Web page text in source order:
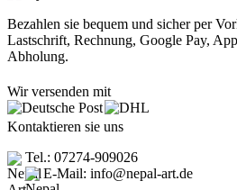
Bezahlen sie bequem und sicher per
Lastschrift, Rechnung, Google Pay,
Abholung.
Wir versenden mit
Kontaktieren sie uns
Tel.: 07274-909026
E-Mail: info@nepal-art.de